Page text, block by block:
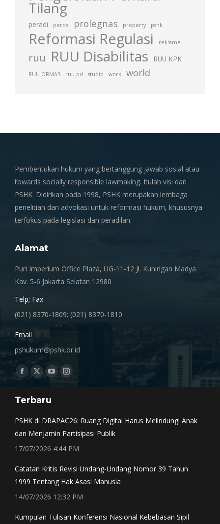
Tilang
peradi perda prolegnas property pshk
Reformasi Regulasi reklame
ruu RUU Disabilitas RUU KPK
RUU ORMAS ruu pd studio work world
Pembentukan hukum yang bertanggung jawab sosial atau
towards socially responsible lawmaking. Itulah visi dari
PSHK. Didirikan pada 1998, PSHK merupakan lembaga
penelitian dan advokasi untuk reformasi hukum, khususnya
terfokus pada legislasi dan peradilan.
Alamat
Puri Imperium Office Plaza, UG-11-12 Jl. Kuningan Madya
Kav. 5-6 Jakarta Selatan 12980
Telp; Fax
(021) 8370-1809; (021) 8370-1810
Email
pshukum@pshk.or.id
Find us on:
Facebook
opens
window
X
opens
window
YouTube
opens
Instagram
window
Terbaru
PSHK di DRAPAC26: Ruang Digital Harus Melindungi Anak
dan Menjamin Partisipasi Publik
17/07/2026 4:44 PM
Catatan Kritis Revisi Undang-Undang Nomor 39 Tahun
1999 Tentang Hak Asasi Manusia
14/07/2026 12:32 PM
Kumpulan Tulisan Konferensi Nasional Kebebasan Sipil